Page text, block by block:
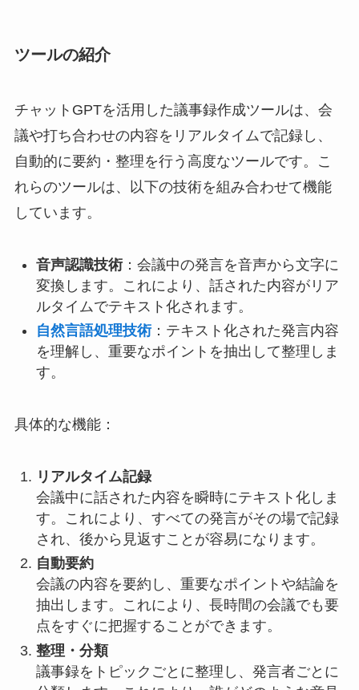
ツールの紹介
チャットGPTを活用した議事録作成ツールは、会
議や打ち合わせの内容をリアルタイムで記録し、
自動的に要約・整理を行う高度なツールです。こ
れらのツールは、以下の技術を組み合わせて機能
しています。
音声認識技術：会議中の発言を音声から文字に
変換します。これにより、話された内容がリア
ルタイムでテキスト化されます。
自然言語処理技術：テキスト化された発言内容
を理解し、重要なポイントを抽出して整理しま
す。
具体的な機能：
リアルタイム記録
会議中に話された内容を瞬時にテキスト化しま
す。これにより、すべての発言がその場で記録
され、後から見返すことが容易になります。
自動要約
会議の内容を要約し、重要なポイントや結論を
抽出します。これにより、長時間の会議でも要
点をすぐに把握することができます。
整理・分類
議事録をトピックごとに整理し、発言者ごとに